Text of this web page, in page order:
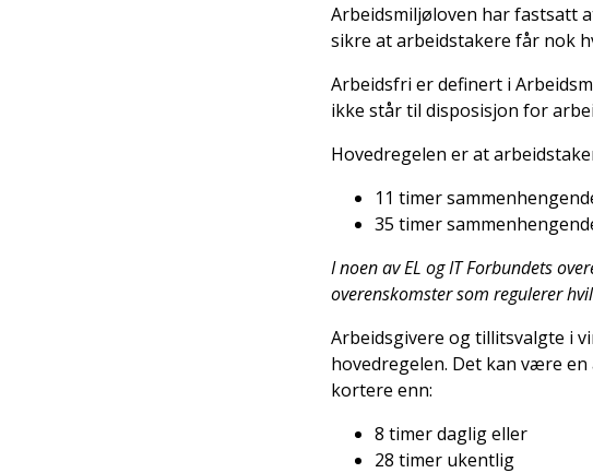
Arbeidsmiljøloven har fastsatt
sikre at arbeidstakere får nok
Arbeidsfri er definert i
ikke står til disposisjon for
Hovedregelen er at
11 timer
35 timer
I noen av EL og IT Forbundets
overenskomster som regulerer
Arbeidsgivere og tillitsvalgte i
hovedregelen. Det kan være
kortere enn:
8 timer daglig eller
28 timer ukentlig